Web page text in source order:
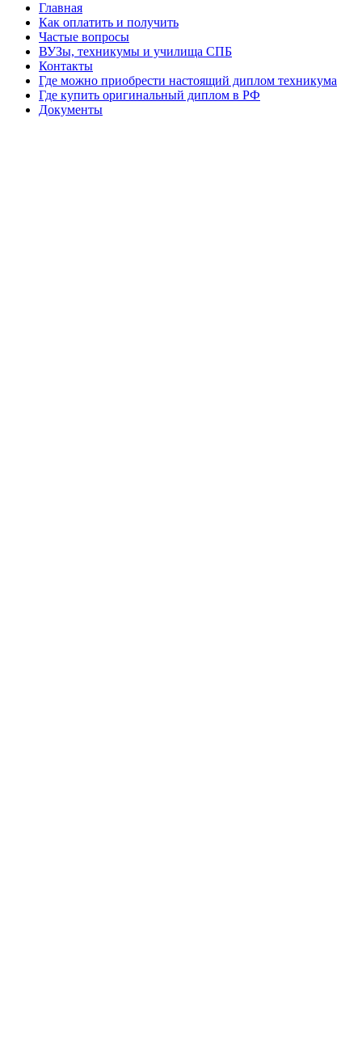
Главная
Как оплатить и получить
Частые вопросы
ВУЗы, техникумы и училища СПБ
Контакты
Где можно приобрести настоящий диплом техникума
Где купить оригинальный диплом в РФ
Документы